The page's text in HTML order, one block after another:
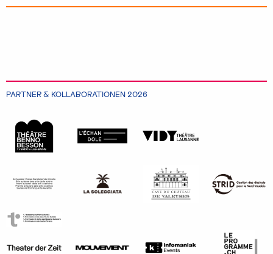
PARTNER & KOLLABORATIONEN 2026